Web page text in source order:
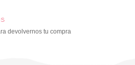
devolvernos tu compra